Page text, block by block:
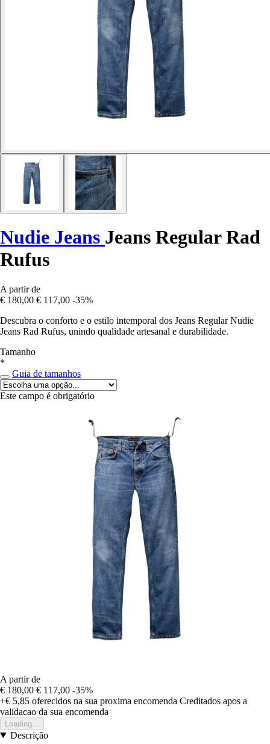
Nudie Jeans Jeans Regular Rad
Rufus
A partir de
€ 180,00 € 117,00 -35%
Descubra o conforto e o estilo intemporal dos Jeans Regular Nudie
Jeans Rad Rufus, unindo qualidade artesanal e durabilidade.
Tamanho
*
Guia de tamanhos
Este campo é obrigatório
A partir de
€ 180,00 € 117,00 -35%
+€ 5,85 oferecidos na sua proxima encomenda Creditados apos a
validacao da sua encomenda
Loading...
Descrição